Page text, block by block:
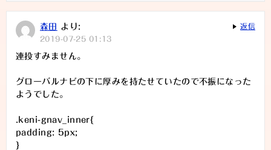
森田 より:
2019-07-25 01:13
連投すみません。
グローバルナビの下に厚みを持たせていたので不振になった
ようでした。
.keni-gnav_inner{
padding: 5px;
}
返信